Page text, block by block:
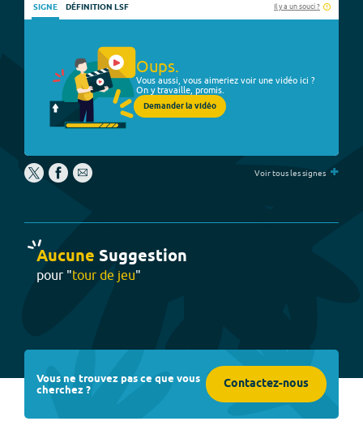
SIGNE DÉFINITION LSF Il y a un souci ?
Oups.
Vous aussi, vous aimeriez voir une vidéo ici ?
On y travaille, promis.
Demander la vidéo
Voir tous les signes +
Aucune Suggestion
pour "tour de jeu"
Vous ne trouvez pas ce que vous
cherchez ? Contactez-nous